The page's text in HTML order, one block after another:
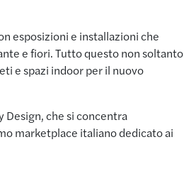
esposizioni e installazioni che
e fiori. Tutto questo non soltanto
e spazi indoor per il nuovo
Design, che si concentra
marketplace italiano dedicato ai